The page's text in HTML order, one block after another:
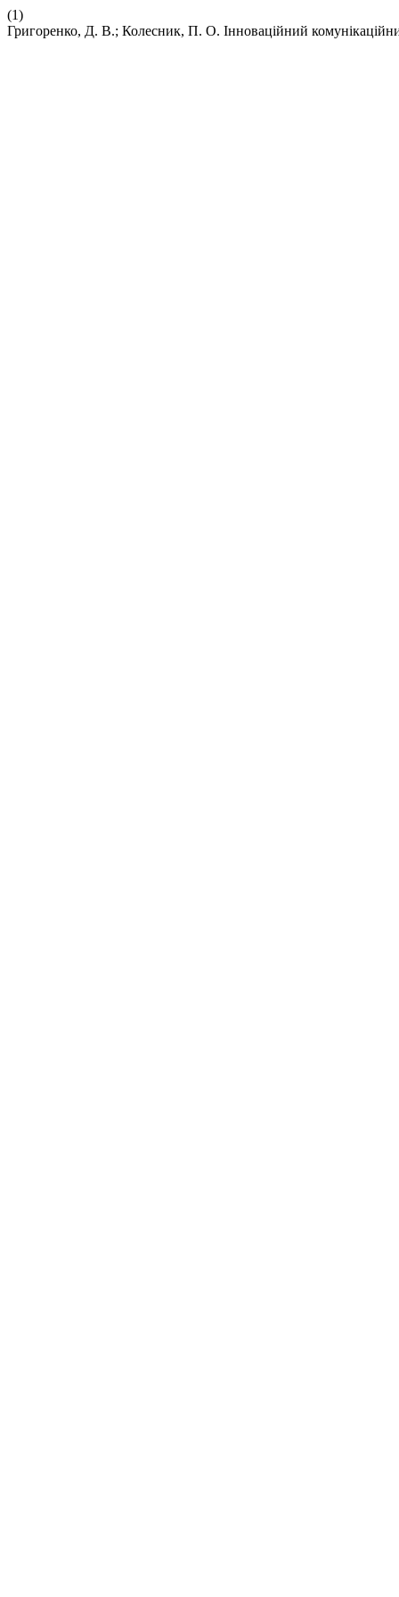
(1)
Григоренко, Д. В.; Колесник, П. О. Інноваційний